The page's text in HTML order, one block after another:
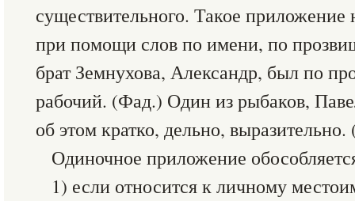
существительного. Такое приложение
при помощи слов по имени, по
брат Земнухова, Александр, был по
рабочий. (Фад.) Один из рыбаков,
об этом кратко, дельно,
Одиночное приложение
1) если относится к личному